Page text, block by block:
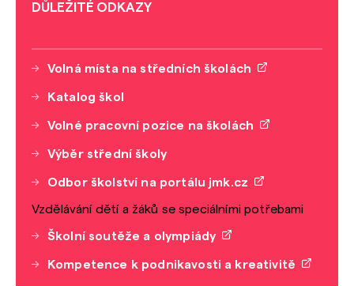
DŮLEŽITÉ ODKAZY
Volná místa na středních školách
Katalog škol
Volné pracovní pozice na školách
Výběr střední školy
Odbor školství na portálu jmk.cz
Vzdělávání dětí a žáků se speciálními potřebami
Školní soutěže a olympiády
Kompetence k podnikavosti a kreativitě